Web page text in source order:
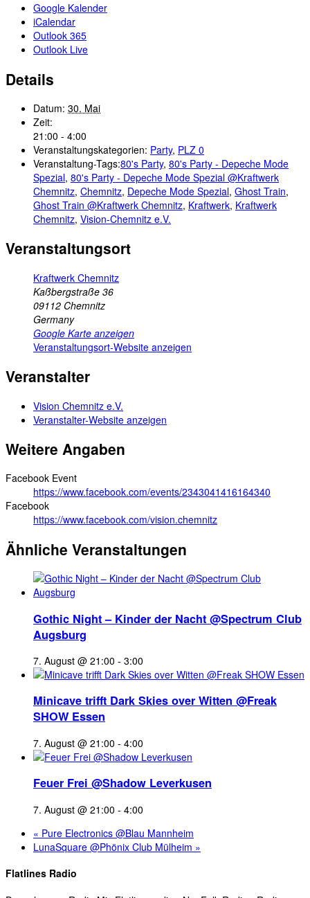
Google Kalender
iCalendar
Outlook 365
Outlook Live
Details
Datum: 30. Mai
Zeit:
21:00 - 4:00
Veranstaltungskategorien: Party, PLZ 0
Veranstaltung-Tags:80's Party, 80's Party - Depeche Mode
Spezial, 80's Party - Depeche Mode Spezial @Kraftwerk
Chemnitz, Chemnitz, Depeche Mode Spezial, Ghost Train,
Ghost Train @Kraftwerk Chemnitz, Kraftwerk, Kraftwerk
Chemnitz, Vision-Chemnitz e.V.
Veranstaltungsort
Kraftwerk Chemnitz
Kaßbergstraße 36
09112 Chemnitz
Germany
Google Karte anzeigen
Veranstaltungsort-Website anzeigen
Veranstalter
Vision Chemnitz e.V.
Veranstalter-Website anzeigen
Weitere Angaben
Facebook Event
https://www.facebook.com/events/2343041416164340
Facebook
https://www.facebook.com/vision.chemnitz
Ähnliche Veranstaltungen
Gothic Night – Kinder der Nacht @Spectrum Club
Augsburg
7. August @ 21:00 - 3:00
Minicave trifft Dark Skies over Witten @Freak
SHOW Essen
7. August @ 21:00 - 4:00
Feuer Frei @Shadow Leverkusen
7. August @ 21:00 - 4:00
« Pure Electronics @Blau Mannheim
LunaSquare @Phönix Club Mülheim »
Flatlines Radio